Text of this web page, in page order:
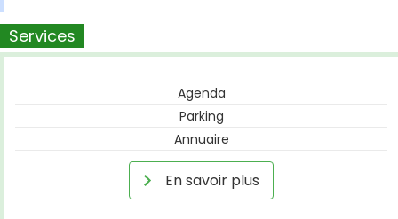
Services
Agenda
Parking
Annuaire
En savoir plus